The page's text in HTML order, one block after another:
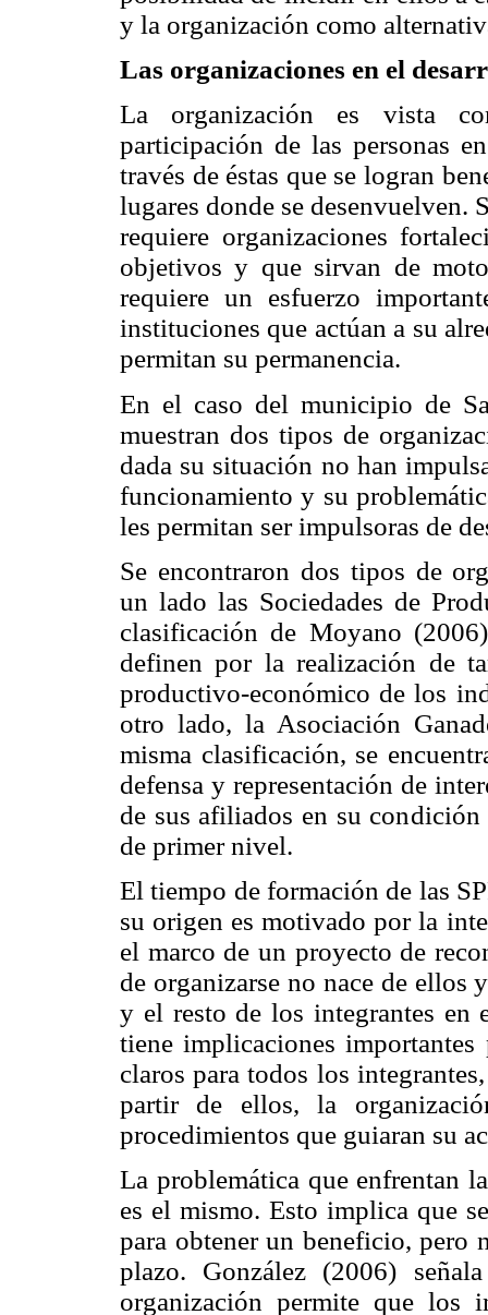
y la organización como
Las organizaciones en el
La organización es vista
participación de las personas
través de éstas que se logran
lugares donde se
requiere organizaciones
objetivos y que sirvan de
requiere un esfuerzo
instituciones que actúan a su
permitan su permanencia.
En el caso del municipio de
muestran dos tipos de
dada su situación no han
funcionamiento y su
les permitan ser impulsoras de
Se encontraron dos tipos de
un lado las Sociedades de
clasificación de Moyano
definen por la realización de
productivo-económico de los
otro lado, la Asociación
misma clasificación, se
defensa y representación de
de sus afiliados en su condición
de primer nivel.
El tiempo de formación de las
su origen es motivado por la
el marco de un proyecto de
de organizarse no nace de ellos
y el resto de los integrantes
tiene implicaciones
claros para todos los
partir de ellos, la
procedimientos que guiaran su
La problemática que enfrentan
es el mismo. Esto implica que
para obtener un beneficio, pero
plazo. González (2006)
organización permite que los